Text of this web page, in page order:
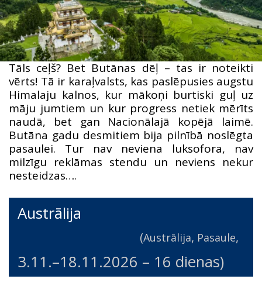
Tāls ceļš? Bet Butānas dēļ – tas ir noteikti
vērts! Tā ir karaļvalsts, kas paslēpusies augstu
Himalaju kalnos, kur mākoņi burtiski guļ uz
māju jumtiem un kur progress netiek mērīts
naudā, bet gan Nacionālajā kopējā laimē.
Butāna gadu desmitiem bija pilnībā noslēgta
pasaulei. Tur nav neviena luksofora, nav
milzīgu reklāmas stendu un neviens nekur
nesteidzas….
Austrālija
(Austrālija, Pasaule,
3.11.–18.11.2026 – 16 dienas)